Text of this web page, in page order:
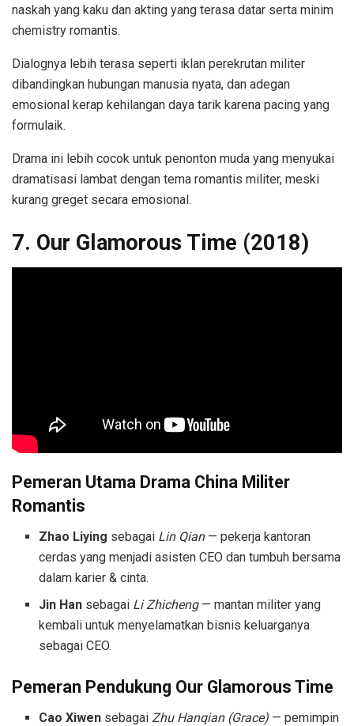
naskah yang kaku dan akting yang terasa datar serta minim
chemistry romantis.
Dialognya lebih terasa seperti iklan perekrutan militer
dibandingkan hubungan manusia nyata, dan adegan
emosional kerap kehilangan daya tarik karena pacing yang
formulaik.
Drama ini lebih cocok untuk penonton muda yang menyukai
dramatisasi lambat dengan tema romantis militer, meski
kurang greget secara emosional.
7. Our Glamorous Time (2018)
Pemeran Utama Drama China Militer
Romantis
Zhao Liying sebagai Lin Qian— pekerja kantoran
cerdas yang menjadi asisten CEO dan tumbuh bersama
dalam karier & cinta.
Jin Han sebagai Li Zhicheng— mantan militer yang
kembali untuk menyelamatkan bisnis keluarganya
sebagai CEO.
Pemeran Pendukung Our Glamorous Time
Cao Xiwen sebagai Zhu Hanqian (Grace) — pemimpin